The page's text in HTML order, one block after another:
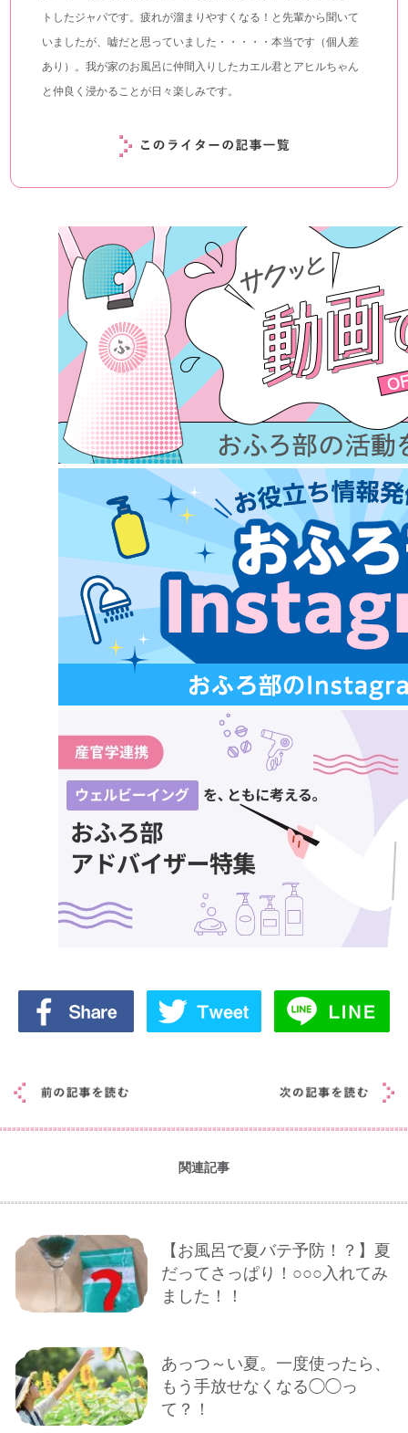
トしたジャパです。疲れが溜まりやすくなる！と先輩から聞いて
いましたが、嘘だと思っていました・・・・・本当です（個人差
あり）。我が家のお風呂に仲間入りしたカエル君とアヒルちゃん
と仲良く浸かることが日々楽しみです。
関連記事
【お風呂で夏バテ予防！？】夏
だってさっぱり！○○○入れてみ
ました！！
あっつ～い夏。一度使ったら、
もう手放せなくなる◯◯っ
て？！